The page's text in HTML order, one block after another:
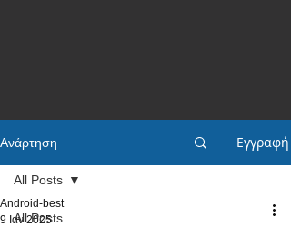
Ανάρτηση Εγγραφή
All Posts
All Posts
Android-best
9 Ιαν 2025